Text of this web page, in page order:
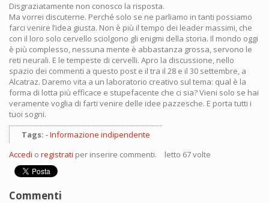
Disgraziatamente non conosco la risposta.
Ma vorrei discuterne. Perché solo se ne parliamo in tanti possiamo
farci venire l’idea giusta. Non è più il tempo dei leader massimi, che
con il loro solo cervello sciolgono gli enigmi della storia. Il mondo oggi
è più complesso, nessuna mente è abbastanza grossa, servono le
reti neurali. E le tempeste di cervelli. Apro la discussione, nello
spazio dei commenti a questo post e il tra il 28 e il 30 settembre, a
Alcatraz. Daremo vita a un laboratorio creativo sul tema: qual è la
forma di lotta più efficace e stupefacente che ci sia? Vieni solo se hai
veramente voglia di farti venire delle idee pazzesche. E porta tutti i
tuoi sogni.
Tags:
Informazione indipendente
Accedi o registrati per inserire commenti. letto 67 volte
Commenti